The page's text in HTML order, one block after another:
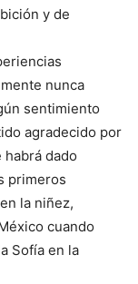
y de
nunca
sentimiento
agradecido por
dado
primeros
la niñez,
cuando
Sofía en la